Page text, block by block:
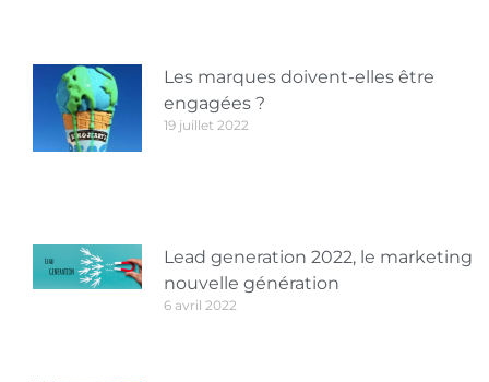
Les marques doivent-elles être
engagées ?
19 juillet 2022
Lead generation 2022, le marketing
nouvelle génération
6 avril 2022